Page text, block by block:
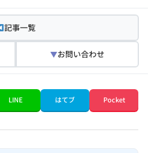
記事一覧
▼お問い合わせ
LINE はてブ Pocket